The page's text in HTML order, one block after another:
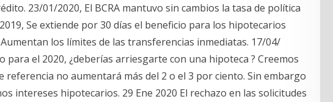
23/01/2020, El BCRA mantuvo sin cambios la tasa de política
Se extiende por 30 días el beneficio para los hipotecarios
los límites de las transferencias inmediatas. 17/04/
para el 2020, ¿deberías arriesgarte con una hipoteca ? Creemos
referencia no aumentará más del 2 o el 3 por ciento. Sin embargo
intereses hipotecarios. 29 Ene 2020 El rechazo en las solicitudes